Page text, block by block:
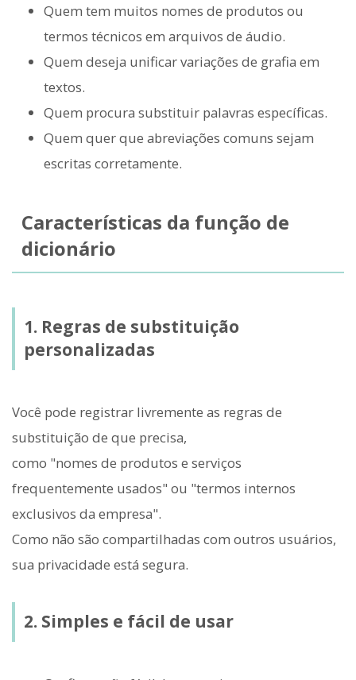
Quem tem muitos nomes de produtos ou
termos técnicos em arquivos de áudio.
Quem deseja unificar variações de grafia em
textos.
Quem procura substituir palavras específicas.
Quem quer que abreviações comuns sejam
escritas corretamente.
Características da função de
dicionário
1. Regras de substituição
personalizadas
Você pode registrar livremente as regras de
substituição de que precisa,
como "nomes de produtos e serviços
frequentemente usados" ou "termos internos
exclusivos da empresa".
Como não são compartilhadas com outros usuários,
sua privacidade está segura.
2. Simples e fácil de usar